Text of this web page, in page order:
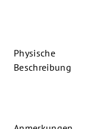
Physische
Beschreibung